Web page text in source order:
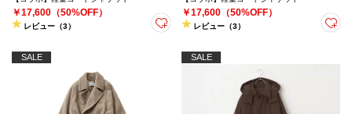
￥17,600（50%OFF）
レビュー（3）
￥17,600（50%OFF）
レビュー（3）
SALE SALE